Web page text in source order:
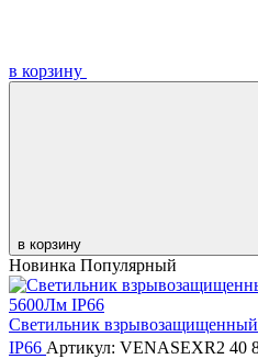
в корзину
в корзину
Новинка Популярный
Светильник
IP66 Артикул: VENASEXR2 40